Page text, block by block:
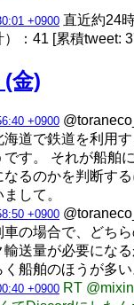
+0900 直近約24
）：41 [累積tweet:
(金)
+0900
道で鉄道を利用
です。 それが船舶
なるのかを判断す
して。
+0900
車の場合で、どち
輸送量が必要にな
船舶のほうが多い
+0900 RT